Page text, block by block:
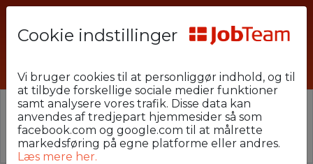
⚠️ Denne jobannonce er udløbet.
Stillingen er ikke længere aktiv, men du kan
lignende annoncer her.
Cookie indstillinger
Vi bruger cookies til at personliggør indhold, og til
at tilbyde forskellige sociale medier funktioner
samt analysere vores trafik. Disse data kan
anvendes af tredjepart hjemmesider så som
facebook.com og google.com til at målrette
markedsføring på egne platforme eller andres.
Læs mere her.